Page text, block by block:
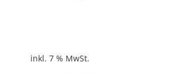
inkl. 7 % MwSt.